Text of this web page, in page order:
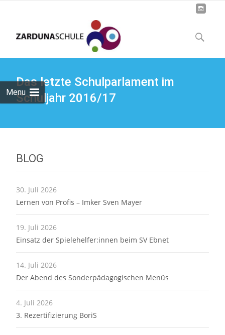
Menu
to
content
Suchen
nach:
Das letzte Schulparlament im
Schuljahr 2016/17
BLOG
30. Juli 2026
Lernen von Profis – Imker Sven Mayer
19. Juli 2026
Einsatz der Spielehelfer:innen beim SV Ebnet
14. Juli 2026
Der Abend des Sonderpädagogischen Menüs
4. Juli 2026
3. Rezertifizierung BoriS